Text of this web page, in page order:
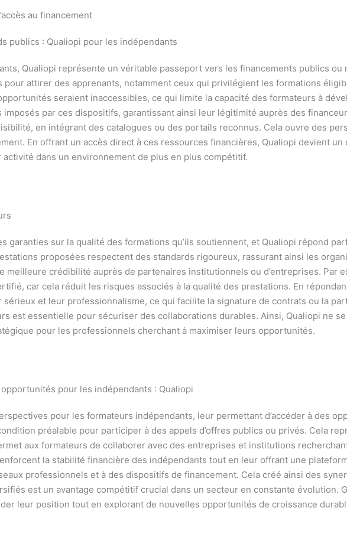
au financement
publics : Qualiopi pour les indépendants
Qualiopi représente un véritable passeport vers les financements publics ou
attirer des apprenants, notamment ceux qui privilégient les formations
seraient inaccessibles, ce qui limite la capacité des formateurs à
par ces dispositifs, garantissant ainsi leur légitimité auprès des
en intégrant des catalogues ou des portails reconnus. Cela ouvre des
En offrant un accès direct à ces ressources financières, Qualiopi devient
dans un environnement de plus en plus compétitif.
garanties sur la qualité des formations qu’ils soutiennent, et Qualiopi répond
proposées respectent des standards rigoureux, rassurant ainsi les
meilleure crédibilité auprès de partenaires institutionnels ou d’entreprises. Par
car cela réduit les risques associés à la qualité des prestations. En
et leur professionnalisme, ce qui facilite la signature de contrats ou la
est essentielle pour sécuriser des collaborations durables. Ainsi, Qualiopi ne
pour les professionnels cherchant à maximiser leurs opportunités.
pour les indépendants : Qualiopi
pour les formateurs indépendants, leur permettant d’accéder à des
préalable pour participer à des appels d’offres publics ou privés. Cela
aux formateurs de collaborer avec des entreprises et institutions
la stabilité financière des indépendants tout en leur offrant une
professionnels et à des dispositifs de financement. Cela créé ainsi des
est un avantage compétitif crucial dans un secteur en constante évolution.
leur position tout en explorant de nouvelles opportunités de croissance